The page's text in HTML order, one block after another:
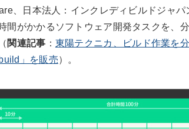
、日本法人：インクレディビルドジャパ
間がかかるソフトウェア開発タスクを、
関連記事 ： 東陽テクニカ、ビルド作業を
」を販売）。